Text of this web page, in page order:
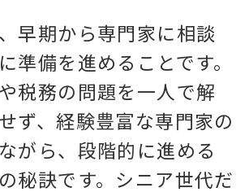
早期から専門家に相談
準備を進めることです。
税務の問題を一人で解
ず、経験豊富な専門家の
がら、段階的に進める
秘訣です。シニア世代だ